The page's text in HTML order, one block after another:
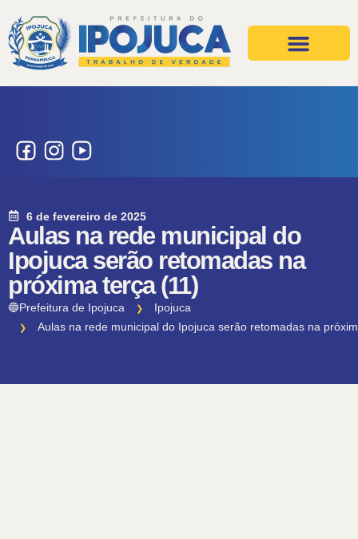
6 de fevereiro de 2025
Aulas na rede municipal do
Ipojuca serão retomadas na
próxima terça (11)
🔵Prefeitura de Ipojuca
Ipojuca
Aulas na rede municipal do Ipojuca serão retomadas na